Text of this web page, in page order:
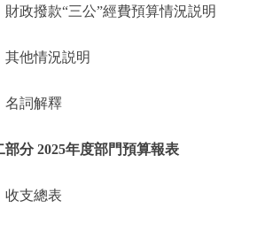
便民服務
仲介服務
12345網上接訴即辦
撥款“三公”經費預算情況説明
他情況説明
詞解釋
部分 2025年度部門預算報表
支總表